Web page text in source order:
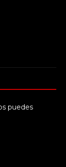
puedes